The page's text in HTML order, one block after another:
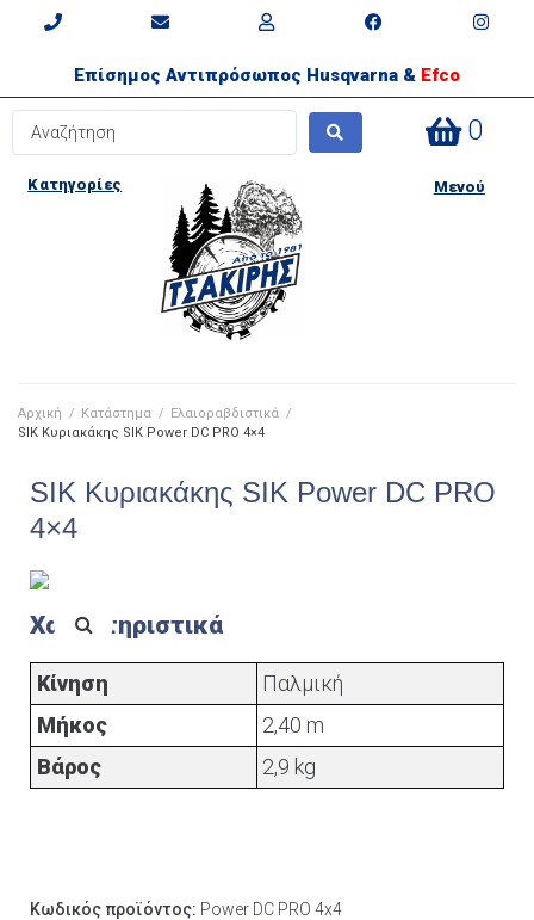
Επίσημος Αντιπρόσωπος Husqvarna & Efco
0
Κατηγορίες Μενού
Αρχική / Κατάστημα / Ελαιοραβδιστικά /
SIK Κυριακάκης SIK Power DC PRO 4×4
SIK Κυριακάκης SIK Power DC PRO
4×4
Χαρακτηριστικά
Κίνηση
Παλμική
Μήκος
2,40 m
Βάρος
2,9 kg
Κωδικός προϊόντος: Power DC PRO 4x4